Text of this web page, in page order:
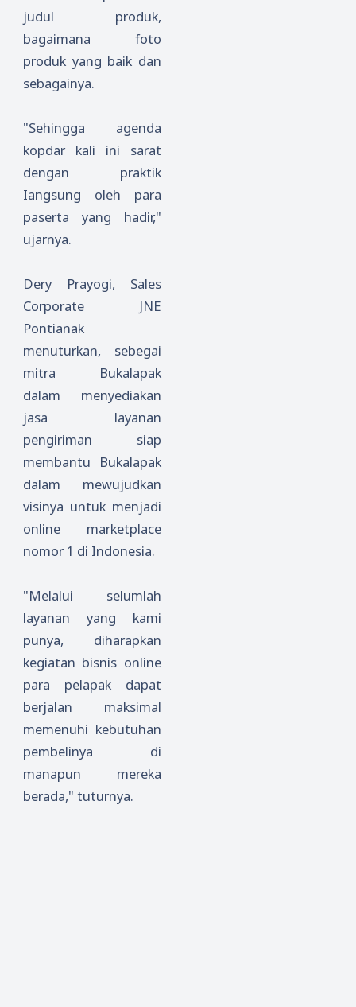
judul produk,
bagaimana foto
produk yang baik dan
sebagainya.
"Sehingga agenda
kopdar kali ini sarat
dengan praktik
Iangsung oleh para
paserta yang hadir,"
ujarnya.
Dery Prayogi, Sales
Corporate JNE
Pontianak
menuturkan, sebegai
mitra Bukalapak
dalam menyediakan
jasa layanan
pengiriman siap
membantu Bukalapak
dalam mewujudkan
visinya untuk menjadi
online marketplace
nomor 1 di Indonesia.
"Melalui selumlah
layanan yang kami
punya, diharapkan
kegiatan bisnis online
para pelapak dapat
berjalan maksimal
memenuhi kebutuhan
pembelinya di
manapun mereka
berada," tuturnya.